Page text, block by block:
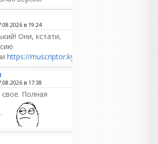
в 19:24
Они, кстати,
https://muscriptor.kyutai.org/
в 17:38
Полная